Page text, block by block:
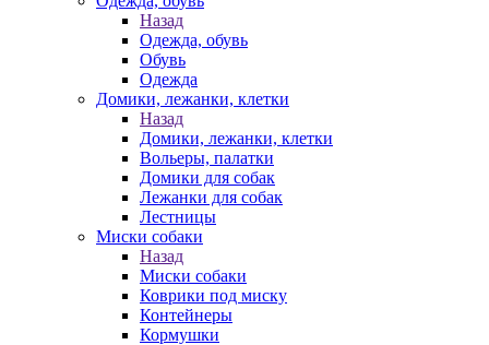
Назад
Одежда, обувь
Обувь
Одежда
Домики, лежанки, клетки
Назад
Домики, лежанки, клетки
Вольеры, палатки
Домики для собак
Лежанки для собак
Лестницы
Миски собаки
Назад
Миски собаки
Коврики под миску
Контейнеры
Кормушки